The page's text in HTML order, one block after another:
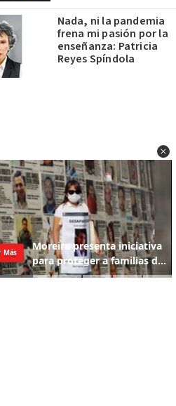
Nada, ni la pandemia
frena mi pasión por la
enseñanza: Patricia
Reyes Spíndola